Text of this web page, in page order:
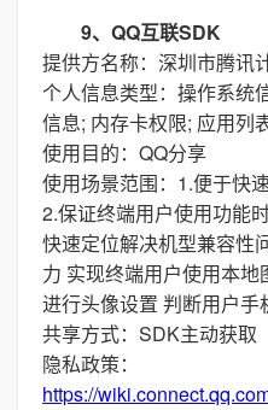
9、QQ互联SDK
提供方名称：深圳市腾讯
个人信息类型：操作系统
信息; 内存卡权限; 应用列
使用目的：QQ分享
使用场景范围：1.便于快
2.保证终端用户使用功能
快速定位解决机型兼容性
力 实现终端用户使用本
进行头像设置 判断用户
共享方式：SDK主动获取
隐私政策：
https://